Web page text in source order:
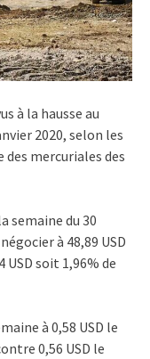
à la hausse au
2020, selon les
mercuriales des
semaine du 30
à 48,89 USD
soit 1,96% de
à 0,58 USD le
0,56 USD le